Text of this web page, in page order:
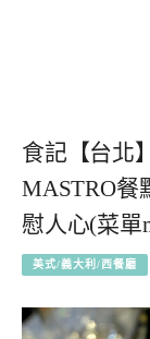
食記【台北
MASTRO餐
慰人心(菜單
美式/義大利/西餐廳